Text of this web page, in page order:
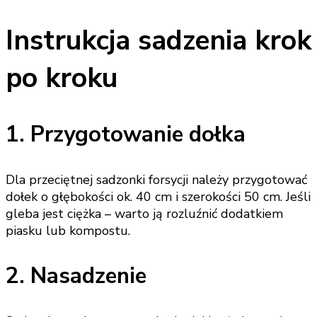
Instrukcja sadzenia krok
po kroku
1. Przygotowanie dołka
Dla przeciętnej sadzonki forsycji należy przygotować
dołek o głębokości ok. 40 cm i szerokości 50 cm. Jeśli
gleba jest ciężka – warto ją rozluźnić dodatkiem
piasku lub kompostu.
2. Nasadzenie